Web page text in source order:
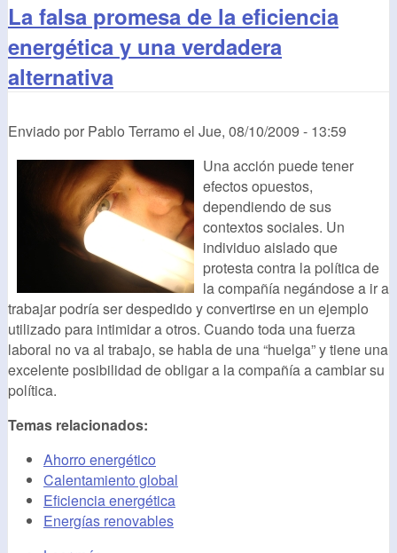
La falsa promesa de la eficiencia
energética y una verdadera
alternativa
Enviado por Pablo Terramo el Jue, 08/10/2009 - 13:59
Una acción puede tener
efectos opuestos,
dependiendo de sus
contextos sociales. Un
individuo aislado que
protesta contra la política de
la compañía negándose a ir a
trabajar podría ser despedido y convertirse en un ejemplo
utilizado para intimidar a otros. Cuando toda una fuerza
laboral no va al trabajo, se habla de una “huelga” y tiene una
excelente posibilidad de obligar a la compañía a cambiar su
política.
Temas relacionados:
Ahorro energético
Calentamiento global
Eficiencia energética
Energías renovables